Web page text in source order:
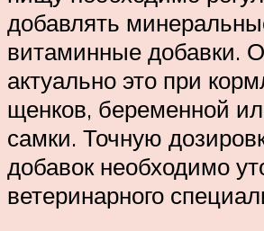
добавлять
витаминные добавки.
актуально это при
щенков, беременной
самки. Точную
добавок необходимо
ветеринарного